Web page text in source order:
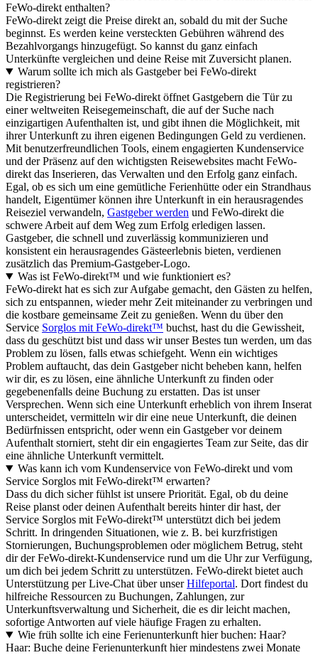
FeWo-direkt enthalten?
FeWo-direkt zeigt die Preise direkt an, sobald du mit der Suche
beginnst. Es werden keine versteckten Gebühren während des
Bezahlvorgangs hinzugefügt. So kannst du ganz einfach
Unterkünfte vergleichen und deine Reise mit Zuversicht planen.
Warum sollte ich mich als Gastgeber bei FeWo-direkt
registrieren?
Die Registrierung bei FeWo-direkt öffnet Gastgebern die Tür zu
einer weltweiten Reisegemeinschaft, die auf der Suche nach
einzigartigen Aufenthalten ist, und gibt ihnen die Möglichkeit, mit
ihrer Unterkunft zu ihren eigenen Bedingungen Geld zu verdienen.
Mit benutzerfreundlichen Tools, einem engagierten Kundenservice
und der Präsenz auf den wichtigsten Reisewebsites macht FeWo-
direkt das Inserieren, das Verwalten und den Erfolg ganz einfach.
Egal, ob es sich um eine gemütliche Ferienhütte oder ein Strandhaus
handelt, Eigentümer können ihre Unterkunft in ein herausragendes
Reiseziel verwandeln, Gastgeber werden und FeWo-direkt die
schwere Arbeit auf dem Weg zum Erfolg erledigen lassen.
Gastgeber, die schnell und zuverlässig kommunizieren und
konsistent ein herausragendes Gästeerlebnis bieten, verdienen
zusätzlich das Premium-Gastgeber-Logo.
Was ist FeWo-direkt™ und wie funktioniert es?
FeWo-direkt hat es sich zur Aufgabe gemacht, den Gästen zu helfen,
sich zu entspannen, wieder mehr Zeit miteinander zu verbringen und
die kostbare gemeinsame Zeit zu genießen. Wenn du über den
Service Sorglos mit FeWo-direkt™ buchst, hast du die Gewissheit,
dass du geschützt bist und dass wir unser Bestes tun werden, um das
Problem zu lösen, falls etwas schiefgeht. Wenn ein wichtiges
Problem auftaucht, das dein Gastgeber nicht beheben kann, helfen
wir dir, es zu lösen, eine ähnliche Unterkunft zu finden oder
gegebenenfalls deine Buchung zu erstatten. Das ist unser
Versprechen. Wenn sich eine Unterkunft erheblich von ihrem Inserat
unterscheidet, vermitteln wir dir eine neue Unterkunft, die deinen
Bedürfnissen entspricht, oder wenn ein Gastgeber vor deinem
Aufenthalt storniert, steht dir ein engagiertes Team zur Seite, das dir
eine ähnliche Unterkunft vermittelt.
Was kann ich vom Kundenservice von FeWo-direkt und vom
Service Sorglos mit FeWo-direkt™ erwarten?
Dass du dich sicher fühlst ist unsere Priorität. Egal, ob du deine
Reise planst oder deinen Aufenthalt bereits hinter dir hast, der
Service Sorglos mit FeWo-direkt™ unterstützt dich bei jedem
Schritt. In dringenden Situationen, wie z. B. bei kurzfristigen
Stornierungen, Buchungsproblemen oder möglichem Betrug, steht
dir der FeWo-direkt-Kundenservice rund um die Uhr zur Verfügung,
um dich bei jedem Schritt zu unterstützen. FeWo-direkt bietet auch
Unterstützung per Live-Chat über unserHilfeportal. Dort findest du
hilfreiche Ressourcen zu Buchungen, Zahlungen, zur
Unterkunftsverwaltung und Sicherheit, die es dir leicht machen,
sofortige Antworten auf viele häufige Fragen zu erhalten.
Wie früh sollte ich eine Ferienunterkunft hier buchen: Haar?
Haar: Buche deine Ferienunterkunft hier mindestens zwei Monate